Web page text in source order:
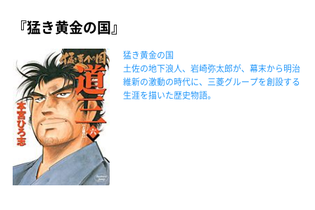
『猛き黄金の国』
猛き黄金の国
土佐の地下浪人、岩崎弥太郎が、幕末から明治
維新の激動の時代に、三菱グループを創設する
生涯を描いた歴史物語。